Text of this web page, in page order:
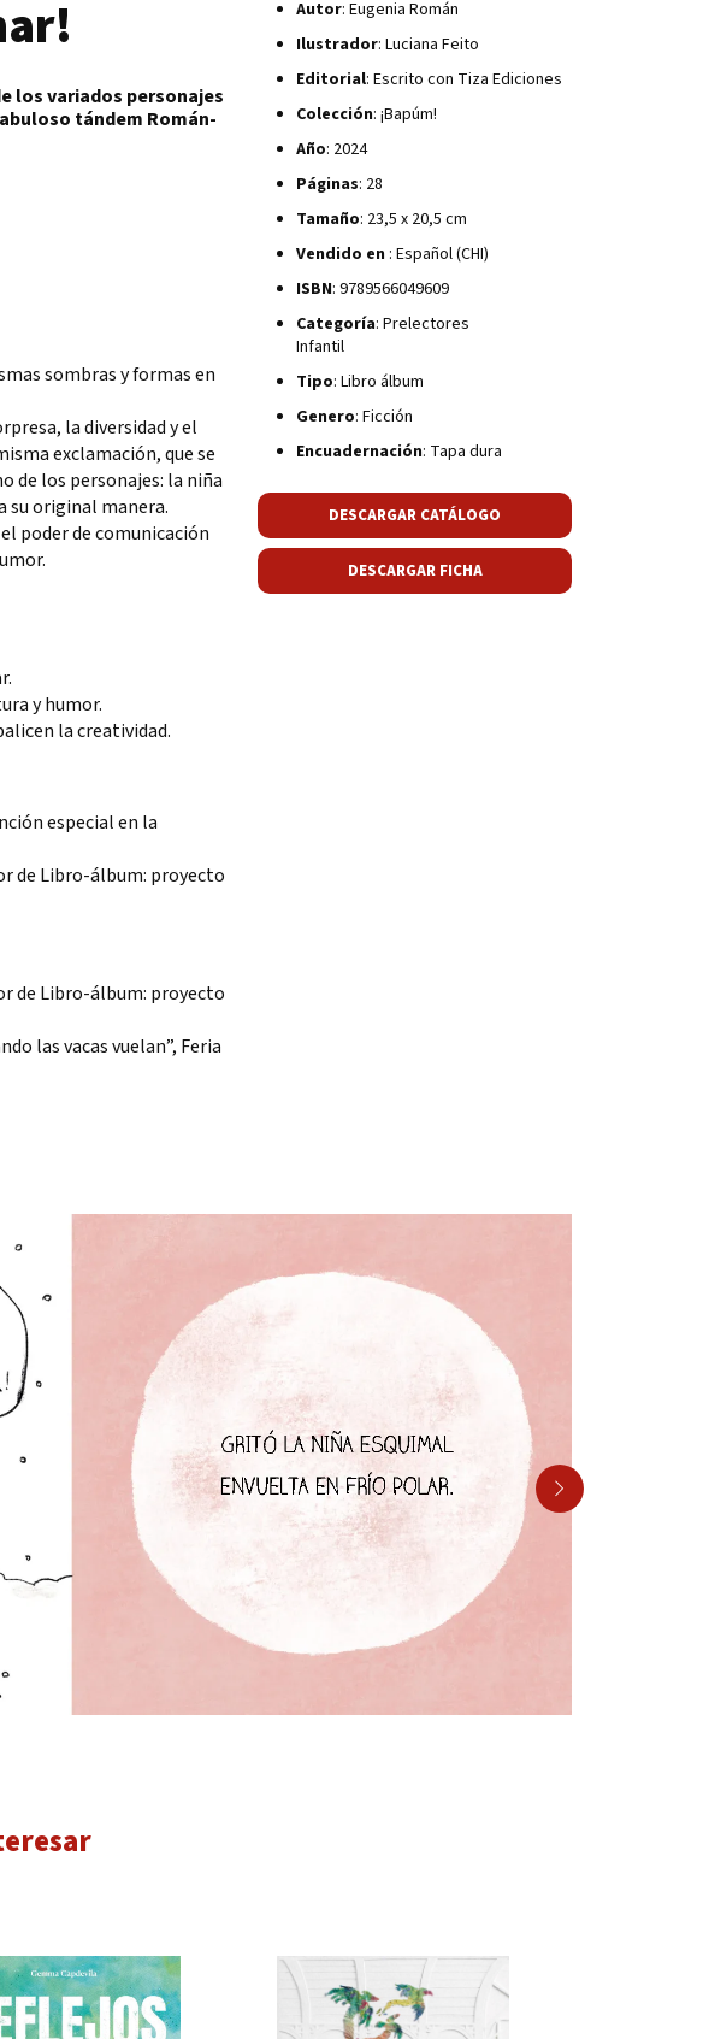
los variados personajes
tándem Román-
sombras y formas en
la diversidad y el
exclamación, que se
de los personajes: la niña
su original manera.
poder de comunicación
y humor.
la creatividad.
especial en la
de Libro-álbum: proyecto
de Libro-álbum: proyecto
las vacas vuelan”, Feria
Autor: Eugenia Román
Ilustrador: Luciana Feito
Editorial: Escrito con Tiza Ediciones
Colección: ¡Bapúm!
Año: 2024
Páginas: 28
Tamaño: 23,5 x 20,5 cm
Vendido en : Español (CHI)
ISBN: 9789566049609
Categoría: Prelectores
Infantil
Tipo: Libro álbum
Genero: Ficción
Encuadernación: Tapa dura
DESCARGAR CATÁLOGO
DESCARGAR FICHA